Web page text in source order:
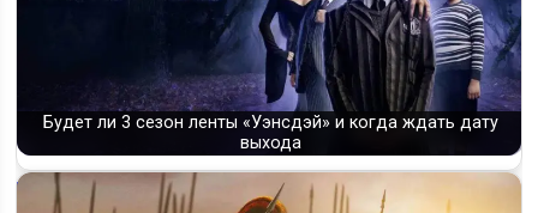
Будет ли 3 сезон ленты «Уэнсдэй» и когда ждать дату
выхода